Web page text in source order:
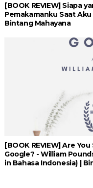
[BOOK REVIEW] Siapa
Pemakamanku Saat
Bintang Mahayana
[BOOK REVIEW] Are
Google? - William
in Bahasa Indonesia) |